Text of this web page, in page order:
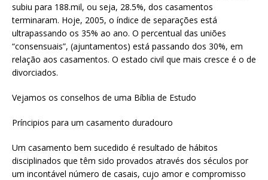
subiu para 188.mil, ou seja, 28.5%, dos casamentos
terminaram. Hoje, 2005, o índice de separações está
ultrapassando os 35% ao ano. O percentual das uniões
“consensuais”, (ajuntamentos) está passando dos 30%, em
relação aos casamentos. O estado civil que mais cresce é o de
divorciados.
Vejamos os conselhos de uma Bíblia de Estudo
Príncipios para um casamento duradouro
Um casamento bem sucedido é resultado de hábitos
disciplinados que têm sido provados através dos séculos por
um incontável número de casais, cujo amor e compromisso